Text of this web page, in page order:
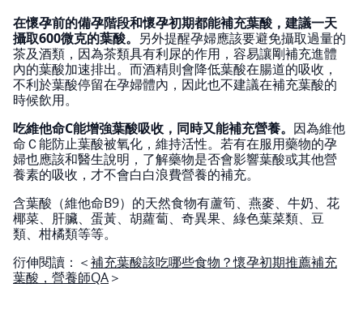
在懷孕前的備孕階段和懷孕初期都能補充葉酸，建議一天
攝取600微克的葉酸。 另外提醒孕婦應該要避免攝取過量的
茶及酒類，因為茶類具有利尿的作用，容易讓剛補充進體
內的葉酸加速排出。而酒精則會降低葉酸在腸道的吸收，
不利於葉酸停留在孕婦體內，因此也不建議在補充葉酸的
時候飲用。
吃維他命C能增強葉酸吸收，同時又能補充營養。 因為維他
命Ｃ能防止葉酸被氧化，維持活性。若有在服用藥物的孕
婦也應該和醫生說明，了解藥物是否會影響葉酸或其他營
養素的吸收，才不會白白浪費營養的補充。
含葉酸（維他命B9）的天然食物有蘆筍、燕麥、牛奶、花
椰菜、肝臟、蛋黃、胡蘿蔔、奇異果、綠色葉菜類、豆
類、柑橘類等等。
衍伸閱讀：＜補充葉酸該吃哪些食物？懷孕初期推薦補充
葉酸，營養師QA＞